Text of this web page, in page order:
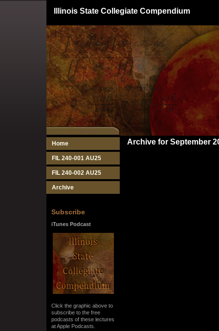
Illinois State Collegiate Compendium
Home
FIL 240-001 AU25
FIL 240-002 AU25
Archive
Subscribe
iTunes Podcast
Click the graphic above to
subscribe to the free
podcasts of these lectures
at Apple Podcasts.
Archive for September